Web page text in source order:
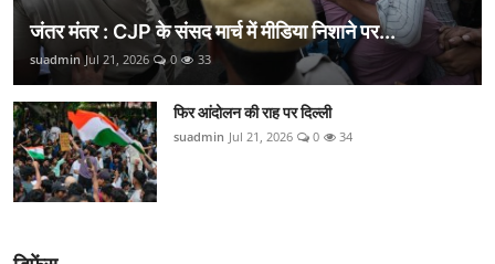
जंतर मंतर : CJP के संसद मार्च में मीडिया निशाने पर...
suadmin Jul 21, 2026 0 33
फिर आंदोलन की राह पर दिल्ली
suadmin Jul 21, 2026 0 34